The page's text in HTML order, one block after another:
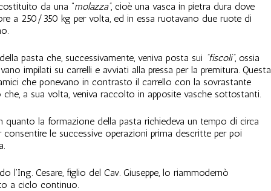
da una “molazza”, cioè una vasca in pietra dura dove
a 250/350 kg per volta, ed in essa ruotavano due ruote di
pasta che, successivamente, veniva posta sui “fiscoli”, ossia
impilati su carrelli e avviati alla pressa per la premitura. Questa
che ponevano in contrasto il carrello con la sovrastante
a sua volta, veniva raccolto in apposite vasche sottostanti.
la formazione della pasta richiedeva un tempo di circa
le successive operazioni prima descritte per poi
l’Ing. Cesare, figlio del Cav. Giuseppe, lo riammodernò
a ciclo continuo.